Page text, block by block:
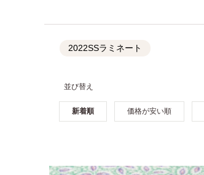
2022SSラミネート
並び替え
新着順 価格が安い順